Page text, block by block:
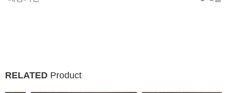
RELATED Product